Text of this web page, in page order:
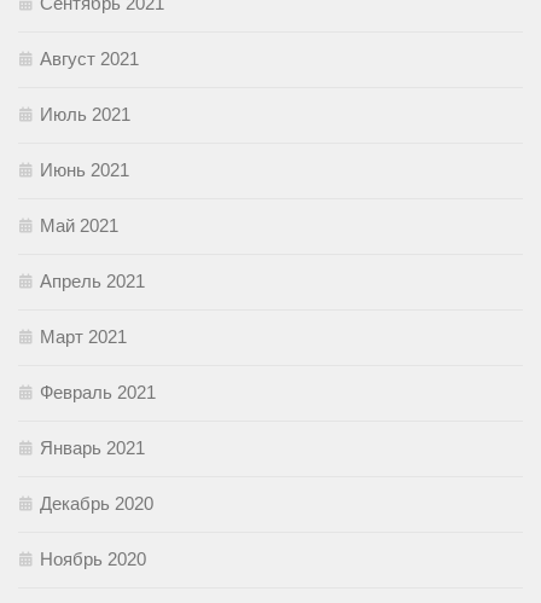
Август 2021
Июль 2021
Июнь 2021
Май 2021
Апрель 2021
Март 2021
Февраль 2021
Январь 2021
Декабрь 2020
Ноябрь 2020